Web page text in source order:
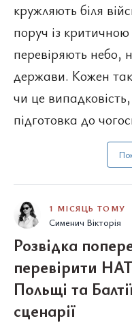
кружляють біля
поруч із
перевіряють небо,
держави. Кожен
чи це
підготовка до
1 МІСЯЦЬ ТОМУ
Сименич Вікторія
Розвідка
перевірити
Польщі та
сценарії